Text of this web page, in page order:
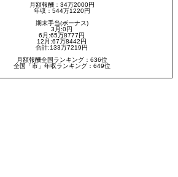
月額報酬：34万2000円
年収：544万1220円
期末手当(ボーナス)
3月:0円
6月:65万8777円
12月:67万8442円
合計:133万7219円
月額報酬全国ランキング：636位
全国「市」年収ランキング：649位